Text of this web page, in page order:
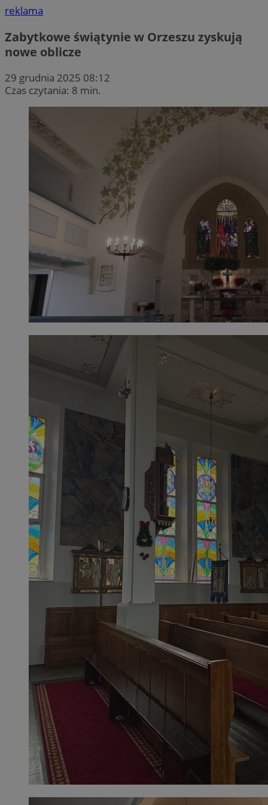
reklama
Zabytkowe świątynie w Orzeszu zyskują
nowe oblicze
29 grudnia 2025 08:12
Czas czytania: 8 min.